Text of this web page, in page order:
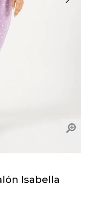
Isabella